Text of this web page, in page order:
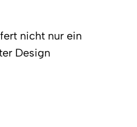
nicht nur ein
Design